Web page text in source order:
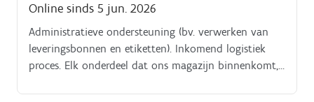
Online sinds 5 jun. 2026
Administratieve ondersteuning (bv. verwerken van
leveringsbonnen en etiketten). Inkomend logistiek
proces. Elk onderdeel dat ons magazijn binnenkomt,